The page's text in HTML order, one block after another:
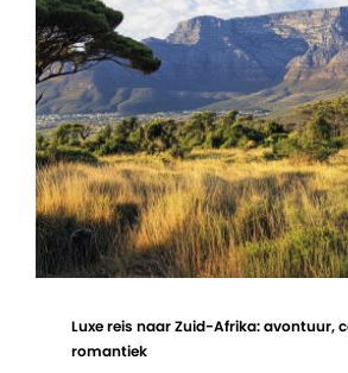
Luxe reis naar Zuid-Afrika: avontuur,
romantiek